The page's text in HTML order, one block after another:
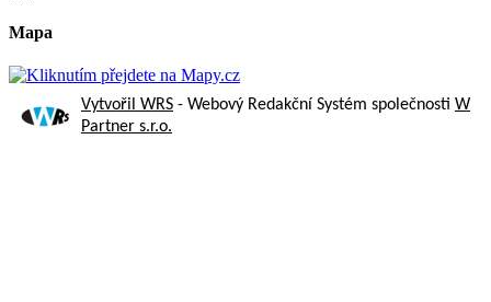
Mapa
Vytvořil WRS - Webový Redakční Systém společnosti W
Partner s.r.o.